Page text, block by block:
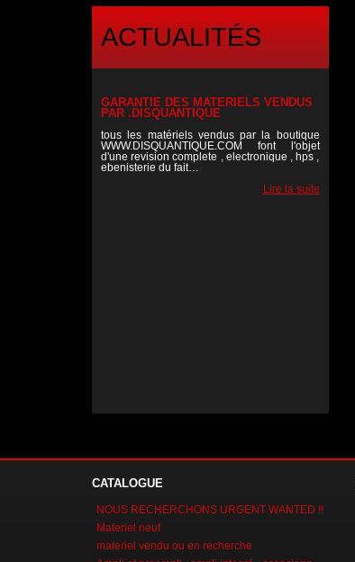
ACTUALITÉS
Lire la suite
GARANTIE DES MATERIELS VENDUS
PAR .DISQUANTIQUE
tous les matériels vendus par la boutique
WWW.DISQUANTIQUE.COM font l'objet
d'une revision complete , electronique , hps ,
ebenisterie du fait…
Lire la suite
CATALOGUE
NOUS RECHERCHONS URGENT WANTED !!
Materiel neuf
materiel vendu ou en recherche